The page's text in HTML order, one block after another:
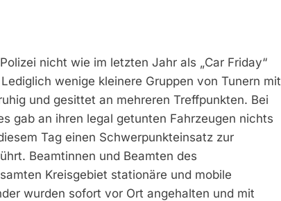
nicht wie im letzten Jahr als „Car Friday“
wenige kleinere Gruppen von Tunern mit
und gesittet an mehreren Treffpunkten. Bei
gab an ihren legal getunten Fahrzeugen nichts
Tag einen Schwerpunkteinsatz zur
Beamtinnen und Beamten des
Kreisgebiet stationäre und mobile
wurden sofort vor Ort angehalten und mit